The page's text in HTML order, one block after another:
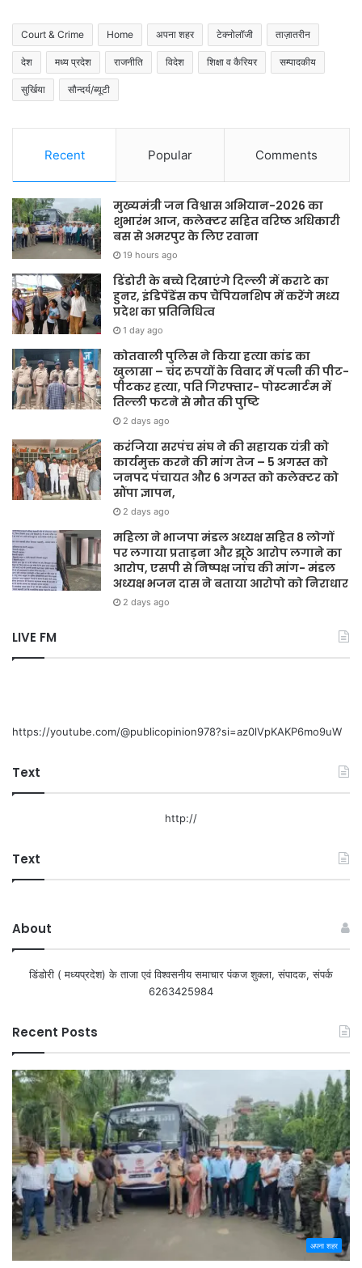
Court & Crime Home अपना शहर टेक्नोलॉजी ताज़ातरीन
देश मध्य प्रदेश राजनीति विदेश शिक्षा व कैरियर सम्पादकीय
सुर्खिया सौन्दर्य/ब्यूटी
Recent Popular Comments
मुख्यमंत्री जन विश्वास अभियान-2026 का
शुभारंभ आज, कलेक्टर सहित वरिष्ठ अधिकारी
बस से अमरपुर के लिए रवाना
19 hours ago
डिंडोरी के बच्चे दिखाएंगे दिल्ली में कराटे का
हुनर, इंडिपेंडेंस कप चैंपियनशिप में करेंगे मध्य
प्रदेश का प्रतिनिधित्व
1 day ago
कोतवाली पुलिस ने किया हत्या कांड का
खुलासा – चंद रुपयों के विवाद में पत्नी की पीट-
पीटकर हत्या, पति गिरफ्तार- पोस्टमार्टम में
तिल्ली फटने से मौत की पुष्टि
2 days ago
करंजिया सरपंच संघ ने की सहायक यंत्री को
कार्यमुक्त करने की मांग तेज – 5 अगस्त को
जनपद पंचायत और 6 अगस्त को कलेक्टर को
सौंपा ज्ञापन,
2 days ago
महिला ने भाजपा मंडल अध्यक्ष सहित 8 लोगों
पर लगाया प्रताड़ना और झूठे आरोप लगाने का
आरोप, एसपी से निष्पक्ष जांच की मांग- मंडल
अध्यक्ष भजन दास ने बताया आरोपो को निराधार
2 days ago
LIVE FM
https://youtube.com/@publicopinion978?si=az0lVpKAKP6mo9uW
Text
http://
Text
About
डिंडोरी ( मध्यप्रदेश) के ताजा एवं विश्वसनीय समाचार पंकज शुक्ला, संपादक, संपर्क
6263425984
Recent Posts
अपना शहर